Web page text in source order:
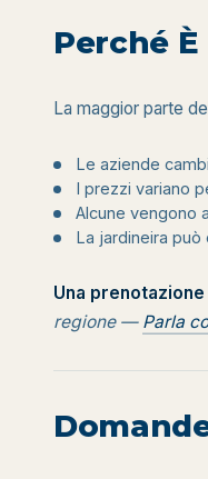
Perché
La maggior parte
Le aziende
I prezzi variano
Alcune vengono
La jardineira
Una
regione — Parla